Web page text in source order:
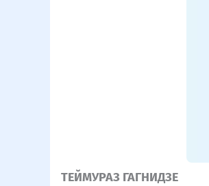
ТЕЙМУРАЗ ГАГНИДЗЕ